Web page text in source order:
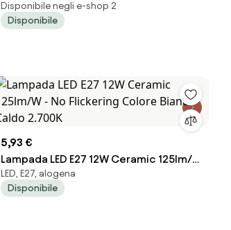
Caldo 3.000K
Disponibile negli e-shop 2
Disponibile
5,93 €
Lampada LED E27 12W Ceramic 125lm/W
- No Flickering Colore Bianco Caldo
2.700K
LED, E27, alogena
Disponibile